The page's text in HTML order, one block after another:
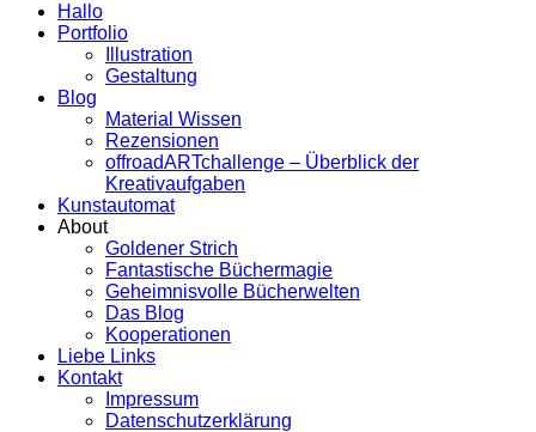
Hallo
Portfolio
Illustration
Gestaltung
Blog
Material Wissen
Rezensionen
offroadARTchallenge – Überblick der
Kreativaufgaben
Kunstautomat
About
Goldener Strich
Fantastische Büchermagie
Geheimnisvolle Bücherwelten
Das Blog
Kooperationen
Liebe Links
Kontakt
Impressum
Datenschutzerklärung